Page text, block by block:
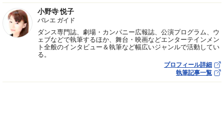
小野寺 悦子
バレエ ガイド
ダンス専門誌、劇場・カンパニー広報誌、公演プログラム、ウ
ェブなどで執筆するほか、舞台・映画などエンターテインメン
ト全般のインタビュー＆執筆など幅広いジャンルで活動してい
る。
プロフィール詳細
執筆記事一覧